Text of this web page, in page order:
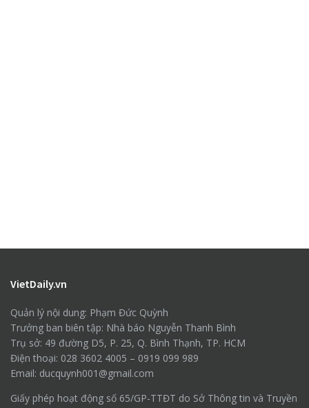
VietDaily.vn
Quản lý nội dung: Phạm Đức Quỳnh
Trưởng ban biên tập: Nhà báo Nguyễn Thanh Bình
Trụ sở: 49 đường D5, P. 25, Q. Bình Thạnh, TP. HCM
Điện thoại: 028 3602 4005 – 0919 099 989
Email: ducquynh001@gmail.com
Giấy phép hoạt động số 65/GP-TTĐT do Sở Thông tin và Truyền